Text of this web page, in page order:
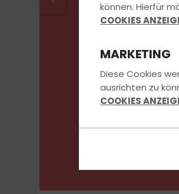
können. Hierfür
COOKIES
MARKETING
Diese Cookies
ausrichten zu
COOKIES